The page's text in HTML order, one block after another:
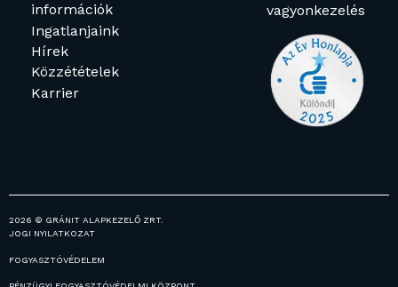
információk
Ingatlanjaink
Hírek
Közzétételek
Karrier
vagyonkezelés
2026 © GRÁNIT ALAPKEZELŐ ZRT.
JOGI NYILATKOZAT
FOGYASZTÓVÉDELEM